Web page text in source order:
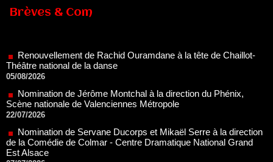
Brèves & Com
05/08/2026
Nomination de Jérôme Montchal à la direction du Phénix,
Scène nationale de Valenciennes Métropole
22/07/2026
Nomination de Servane Ducorps et Mikaël Serre à la direction
de la Comédie de Colmar - Centre Dramatique National Grand
Est Alsace
07/07/2026
Thomas Jolly et Laëtitia Guédon nommés à la direction du